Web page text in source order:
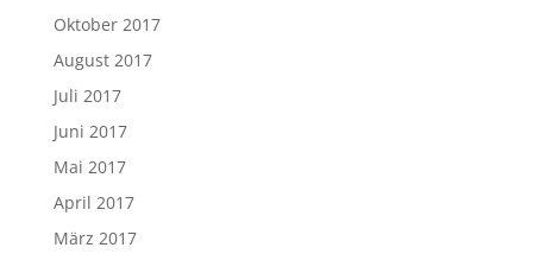
Oktober 2017
August 2017
Juli 2017
Juni 2017
Mai 2017
April 2017
März 2017